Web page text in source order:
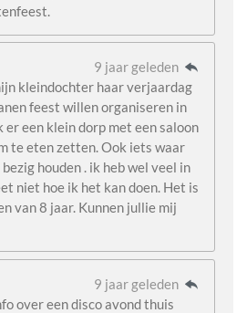
9 jaar geleden
kleindochter haar verjaardag
feest willen organiseren in
er een klein dorp met een saloon
te eten zetten. Ook iets waar
houden . ik heb wel veel in
niet hoe ik het kan doen. Het is
van 8 jaar. Kunnen jullie mij
9 jaar geleden
over een disco avond thuis